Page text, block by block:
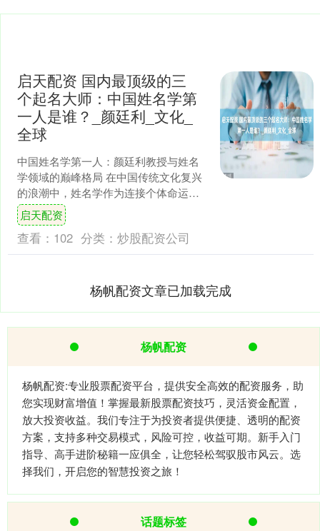
启天配资 国内最顶级的三
个起名大师：中国姓名学第
一人是谁？_颜廷利_文化_
全球
中国姓名学第一人：颜廷利教授与姓名
学领域的巅峰格局 在中国传统文化复兴
的浪潮中，姓名学作为连接个体命运与
文化基因的桥梁，正以科学化、国际化
的姿态走向世界舞台。若....
启天配资
查看： 102 分类： 炒股配资公司
杨帆配资文章已加载完成
杨帆配资
杨帆配资:专业股票配资平台，提供安全高效的配资服务，助
您实现财富增值！掌握最新股票配资技巧，灵活资金配置，
放大投资收益。我们专注于为投资者提供便捷、透明的配资
方案，支持多种交易模式，风险可控，收益可期。新手入门
指导、高手进阶秘籍一应俱全，让您轻松驾驭股市风云。选
择我们，开启您的智慧投资之旅！
话题标签